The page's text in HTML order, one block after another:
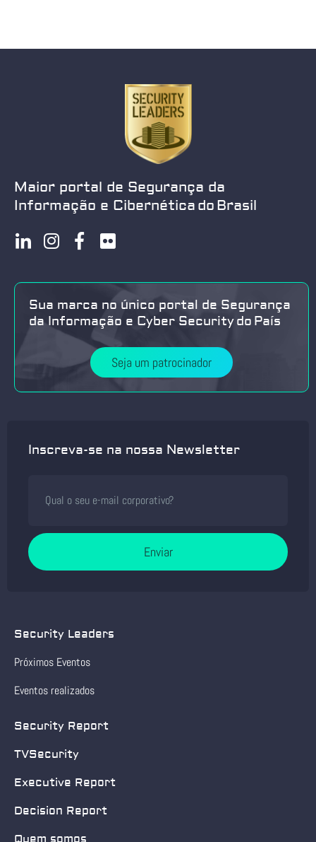
Maior portal de Segurança da
Informação e Cibernética do Brasil
Sua marca no único portal de Segurança
da Informação e Cyber Security do País
Seja um patrocinador
Inscreva-se na nossa Newsletter
Enviar
Security Leaders
Próximos Eventos
Eventos realizados
Security Report
TVSecurity
Executive Report
Decision Report
Quem somos